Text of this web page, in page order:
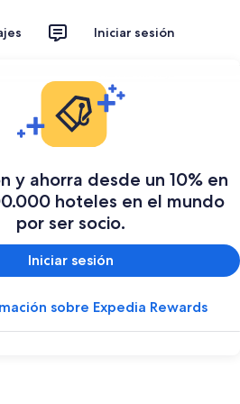
Iniciar sesión
y ahorra desde un 10% en
hoteles en el mundo
por ser socio.
Iniciar sesión
sobre Expedia Rewards